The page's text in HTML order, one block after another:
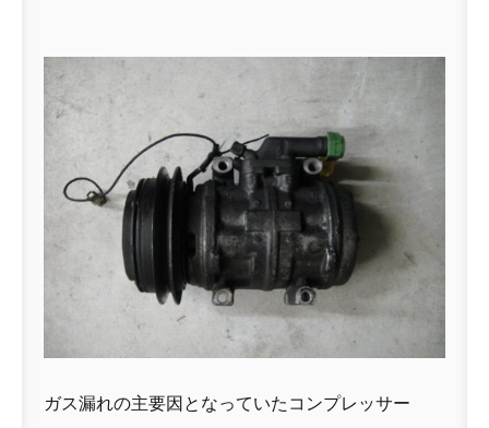
ガス漏れの主要因となっていたコンプレッサー